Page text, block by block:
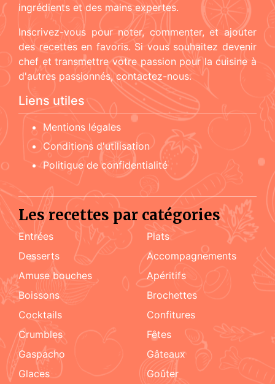
ingrédients et des mains expertes.
Inscrivez-vous pour noter, commenter, et ajouter
des recettes en favoris. Si vous souhaitez devenir
chef et transmettre votre passion pour la cuisine à
d'autres passionnés, contactez-nous.
Liens utiles
Mentions légales
Conditions d'utilisation
Politique de confidentialité
Les recettes par catégories
Entrées
Plats
Desserts
accompagnements
amuse bouches
apéritifs
boissons
brochettes
cocktails
confitures
crumbles
fêtes
Gaspacho
gâteaux
glaces
goûter